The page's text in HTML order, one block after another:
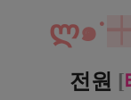
ლ๑˙
전원 [